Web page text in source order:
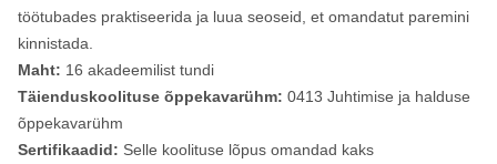
töötubades praktiseerida ja luua seoseid, et omandatut paremini
kinnistada.
Maht: 16 akadeemilist tundi
Täienduskoolituse õppekavarühm: 0413 Juhtimise ja halduse
õppekavarühm
Sertifikaadid: Selle koolituse lõpus omandad kaks